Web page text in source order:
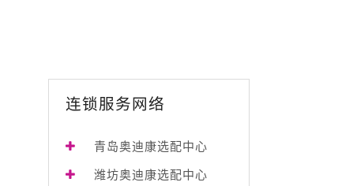
连锁服务网络
青岛奥迪康选配中心
潍坊奥迪康选配中心